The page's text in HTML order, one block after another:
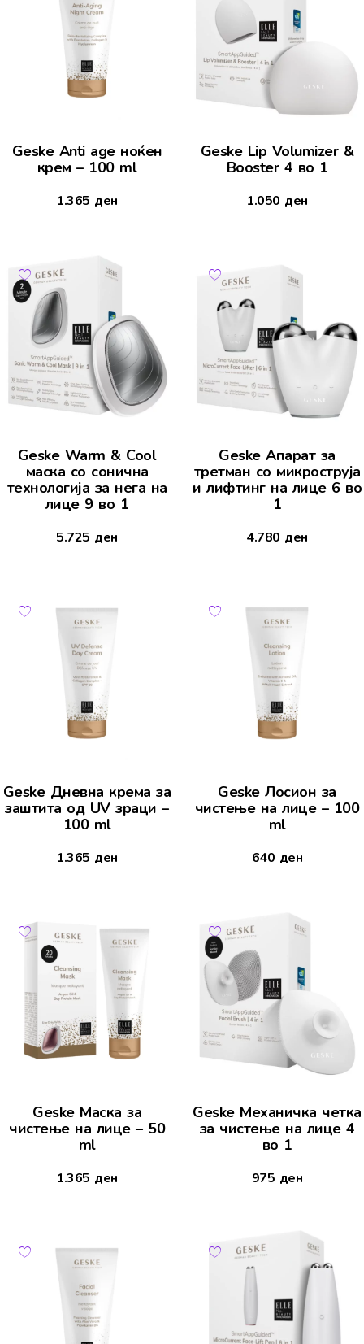
Geske Anti age ноќен
крем – 100 ml
1.365 ден
Geske Lip Volumizer &
Booster 4 во 1
1.050 ден
Geske Warm & Cool
маска со сонична
технологија за нега на
лице 9 во 1
5.725 ден
Geske Апарат за
третман со микроструја
и лифтинг на лице 6 во
1
4.780 ден
Geske Дневна крема за
заштита од UV зраци –
100 ml
1.365 ден
Geske Лосион за
чистење на лице – 100
ml
640 ден
Geske Маска за
чистење на лице – 50
ml
1.365 ден
Geske Механичка четка
за чистење на лице 4
во 1
975 ден